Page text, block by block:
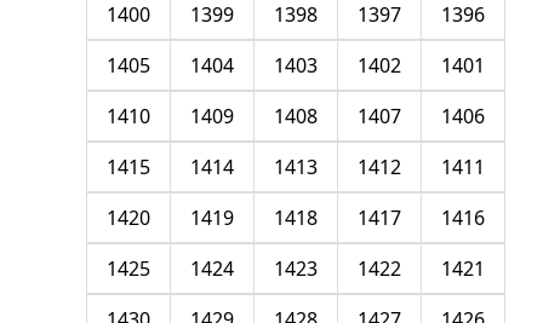
1396
1397
1398
1399
1400
1401
1402
1403
1404
1405
1406
1407
1408
1409
1410
1411
1412
1413
1414
1415
1416
1417
1418
1419
1420
1421
1422
1423
1424
1425